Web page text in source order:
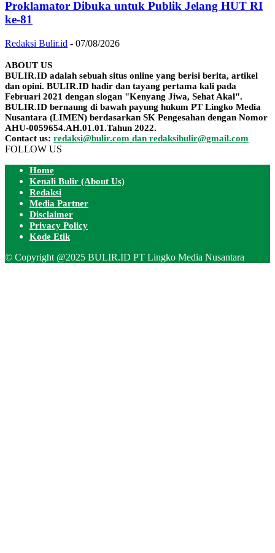
Proklamator Dibuka untuk Publik Jelang HUT RI
ke-81
Redaksi Bulir.id - 07/08/2026
ABOUT US
BULIR.ID adalah sebuah situs online yang berisi berita, artikel
dan opini. BULIR.ID hadir dan tayang pertama kali pada
Februari 2021 dengan slogan "Kenyang Jiwa, Sehat Akal".
BULIR.ID bernaung di bawah payung hukum PT Lingko Media
Nusantara (LIMEN) berdasarkan SK Pengesahan dengan Nomor
AHU-0059654.AH.01.01.Tahun 2022.
Contact us: redaksi@bulir.com dan redaksibulir@gmail.com
FOLLOW US
Home
Kenali Bulir (About Us)
Redaksi
Media Partner
Disclaimer
Privacy Policy
Kode Etik
© Copyright @2025 BULIR.ID PT Lingko Media Nusantara